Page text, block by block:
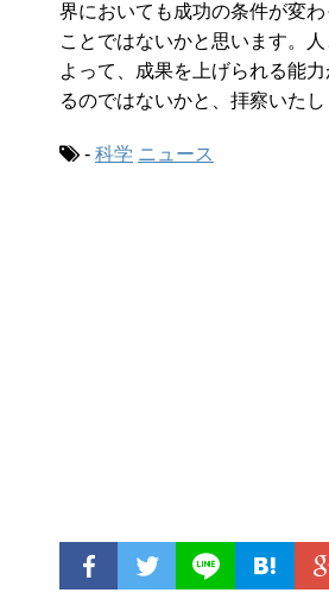
界においても成功の条件が変わ
ことではないかと思います。
よって、成果を上げられる能
るのではないかと、拝察いたし
- 科学 ニュース